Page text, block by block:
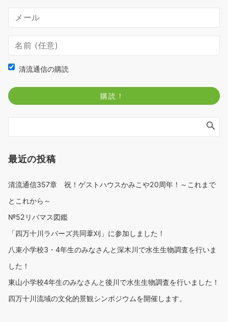
清流通信の購読
最近の投稿
清流通信357章 祝！ゲストハウスかみこや20周年！～これまで
とこれから～
№52リバマス図鑑
「四万十川ラバーズ共同葦刈」に参加しました！
八束小学校3・4年生のみなさんと深木川で水生生物調査を行いま
した！
東山小学校4年生のみなさんと後川で水生生物調査を行いました！
四万十川流域の文化的景観シンポジウムを開催します。